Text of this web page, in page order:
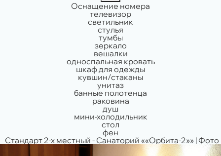
Оснащение номера
телевизор
светильник
стулья
тумбы
зеркало
вешалки
односпальная кровать
шкаф для одежды
кувшин/стаканы
унитаз
банные полотенца
раковина
душ
мини-холодильник
стол
фен